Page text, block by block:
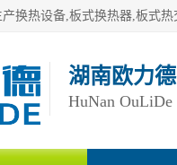
湖南欧力
HuNan OuLiDe